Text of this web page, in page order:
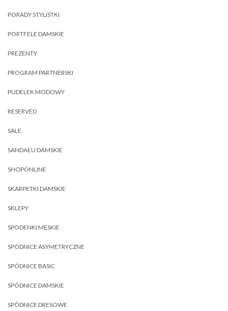
PORADY STYLISTKI
PORTFELE DAMSKIE
PREZENTY
PROGRAM PARTNERSKI
PUDELEK MODOWY
RESERVED
SALE
SANDAŁU DAMSKIE
SHOPONLINE
SKARPETKI DAMSKIE
SKLEPY
SPODENKI MĘSKIE
SPÓDNICE ASYMETRYCZNE
SPÓDNICE BASIC
SPÓDNICE DAMSKIE
SPÓDNICE DRESOWE